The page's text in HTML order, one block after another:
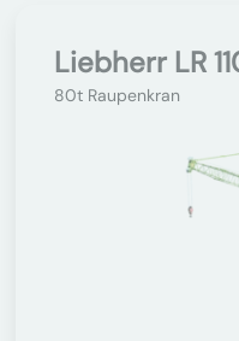
Liebherr LR
80t Raupenkran